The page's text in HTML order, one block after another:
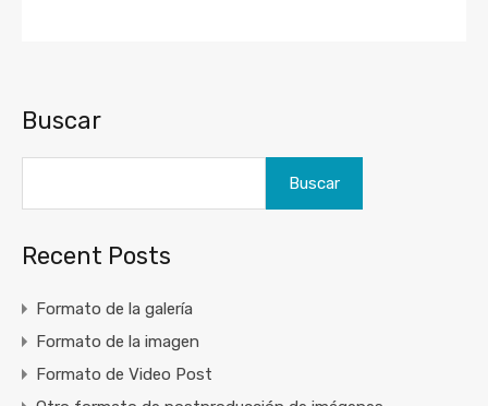
Buscar
Buscar
Recent Posts
Formato de la galería
Formato de la imagen
Formato de Video Post